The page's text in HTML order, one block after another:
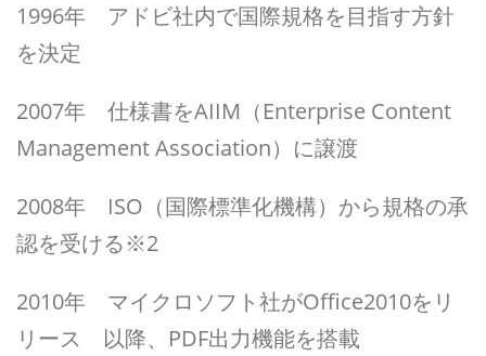
1996年 アドビ社内で国際規格を目指す方針
を決定
2007年 仕様書をAIIM（Enterprise Content
Management Association）に譲渡
2008年 ISO（国際標準化機構）から規格の承
認を受ける※2
2010年 マイクロソフト社がOffice2010をリ
リース 以降、PDF出力機能を搭載